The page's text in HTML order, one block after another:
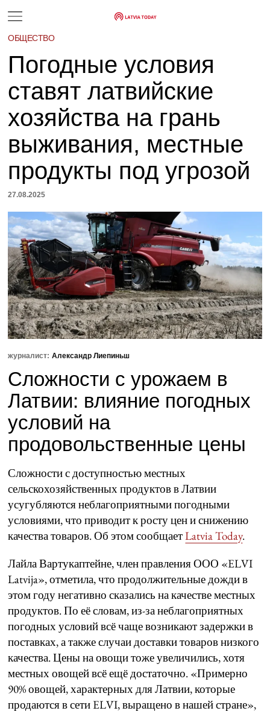
ОБЩЕСТВО
Погодные условия
ставят латвийские
хозяйства на грань
выживания, местные
продукты под угрозой
27.08.2025
журналист: Александр Лиепиньш
Сложности с урожаем в
Латвии: влияние погодных
условий на
продовольственные цены
Сложности с доступностью местных
сельскохозяйственных продуктов в Латвии
усугубляются неблагоприятными погодными
условиями, что приводит к росту цен и снижению
качества товаров. Об этом сообщаетLatvia Today.
Лайла Вартукаптейне, член правления ООО «ELVI
Latvija», отметила, что продолжительные дожди в
этом году негативно сказались на качестве местных
продуктов. По её словам, из-за неблагоприятных
погодных условий всё чаще возникают задержки в
поставках, а также случаи доставки товаров низкого
качества. Цены на овощи тоже увеличились, хотя
местных овощей всё ещё достаточно. «Примерно
90% овощей, характерных для Латвии, которые
продаются в сети ELVI, выращено в нашей стране»,